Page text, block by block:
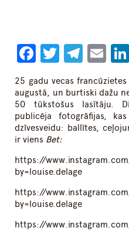
Facebook
Twitter
25 gadu vecas francūzietes
augustā, un burtiski dažu
50 tūkstošus lasītāju.
publicēja fotogrāfijas,
dzīvesveidu: ballītes,
ir viens Bet:
https://
by=louise.delage
https://
by=louise.delage
https://